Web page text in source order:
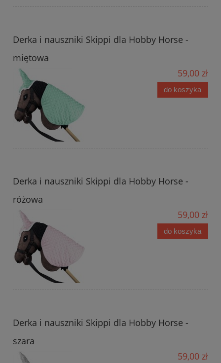
Derka i nauszniki Skippi dla Hobby Horse -
miętowa
59,00 zł
do koszyka
Derka i nauszniki Skippi dla Hobby Horse -
różowa
59,00 zł
do koszyka
Derka i nauszniki Skippi dla Hobby Horse -
szara
59,00 zł